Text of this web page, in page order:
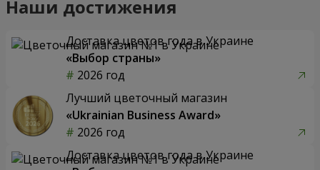
Наши достижения
Доставка цветов года в Украине
«Выбор страны»
2026 год
Лучший цветочный магазин
«Ukrainian Business Award»
2026 год
Доставка цветов года в Украине